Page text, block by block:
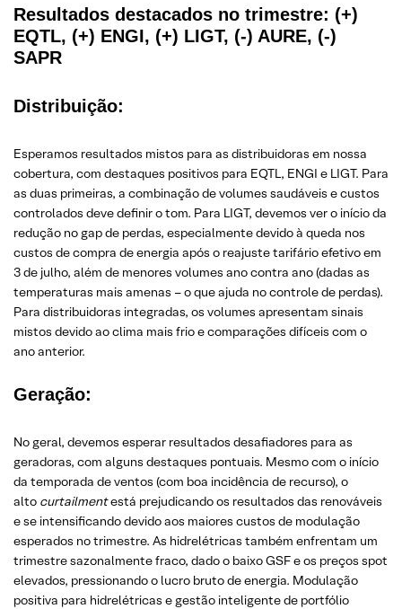
Resultados destacados no trimestre: (+)
EQTL, (+) ENGI, (+) LIGT, (-) AURE, (-)
SAPR
Distribuição:
Esperamos resultados mistos para as distribuidoras em nossa
cobertura, com destaques positivos para EQTL, ENGI e LIGT. Para
as duas primeiras, a combinação de volumes saudáveis e custos
controlados deve definir o tom. Para LIGT, devemos ver o início da
redução no gap de perdas, especialmente devido à queda nos
custos de compra de energia após o reajuste tarifário efetivo em
3 de julho, além de menores volumes ano contra ano (dadas as
temperaturas mais amenas – o que ajuda no controle de perdas).
Para distribuidoras integradas, os volumes apresentam sinais
mistos devido ao clima mais frio e comparações difíceis com o
ano anterior.
Geração:
No geral, devemos esperar resultados desafiadores para as
geradoras, com alguns destaques pontuais. Mesmo com o início
da temporada de ventos (com boa incidência de recurso), o
alto curtailmentestá prejudicando os resultados das renováveis
e se intensificando devido aos maiores custos de modulação
esperados no trimestre. As hidrelétricas também enfrentam um
trimestre sazonalmente fraco, dado o baixo GSF e os preços spot
elevados, pressionando o lucro bruto de energia. Modulação
positiva para hidrelétricas e gestão inteligente de portfólio